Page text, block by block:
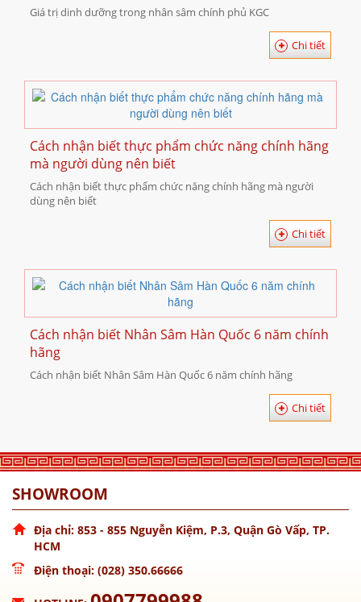
Giá trị dinh dưỡng trong nhân sâm chính phủ KGC
Chi tiết
Cách nhận biết thực phẩm chức năng chính hãng
mà người dùng nên biết
Cách nhận biết thực phẩm chức năng chính hãng mà người
dùng nên biết
Chi tiết
Cách nhận biết Nhân Sâm Hàn Quốc 6 năm chính
hãng
Cách nhận biết Nhân Sâm Hàn Quốc 6 năm chính hãng
Chi tiết
SHOWROOM
Địa chỉ: 853 - 855 Nguyễn Kiệm, P.3, Quận Gò Vấp, TP.
HCM
Điện thoại: (028) 350.66666